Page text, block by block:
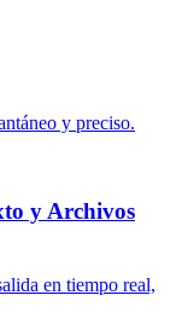
y preciso.
y Archivos
en tiempo real,